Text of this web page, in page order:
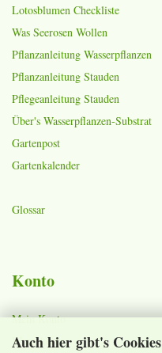
Auch hier gibt's Cookies
Lotosblumen Checkliste
Was Seerosen Wollen
Pflanzanleitung Wasserpflanzen
Pflanzanleitung Stauden
Pflegeanleitung Stauden
Über's Wasserpflanzen-Substrat
Gartenpost
Gartenkalender
Glossar
Konto
Mein Konto
Warenkorb